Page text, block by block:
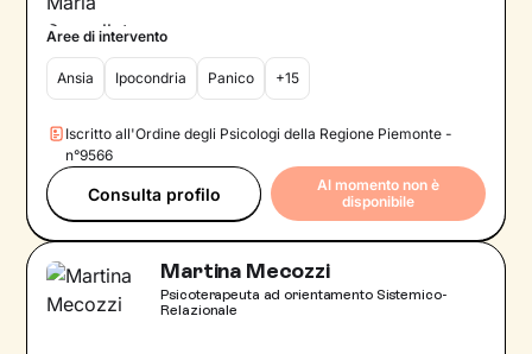
Aree di intervento
Ansia Ipocondria Panico +15
Iscritto all'Ordine degli Psicologi della Regione Piemonte -
n°9566
Consulta profilo
Al momento non è
disponibile
Martina Mecozzi
Psicoterapeuta ad orientamento Sistemico-
Relazionale